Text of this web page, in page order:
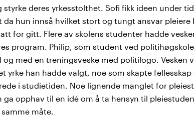
styrke deres yrkesstolthet. Sofi fikk ideen under
da hun innså hvilket stort og tungt ansvar pleiere
for gitt. Flere av skolens studenter hadde
program. Philip, som student ved
og med en treningsveske med politilogo. Vesken
yrke han hadde valgt, noe som skapte fellesskap
i studietiden. Noe lignende manglet for
ga opphav til en idé om å ta hensyn til
måte.